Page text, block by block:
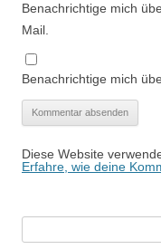
Benachrichtige mich
Mail.
Benachrichtige mich
Diese Website
Erfahre, wie deine